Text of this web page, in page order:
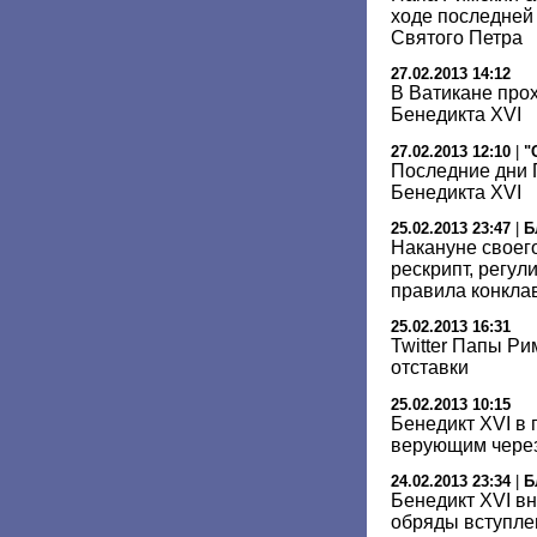
ходе
Святого Петра
27.02.2013 14:12
В Ватикане
Бенедикта XVI
27.02.2013 12:10 |
Последние дни
Бенедикта XVI
25.02.2013 23:47
Накануне
рескрипт,
правила
25.02.2013 16:31
Twitter Папы
отставки
25.02.2013 10:15
Бенедикт XVI в
верующим
24.02.2013 23:34|
Бенедикт XVI
обряды